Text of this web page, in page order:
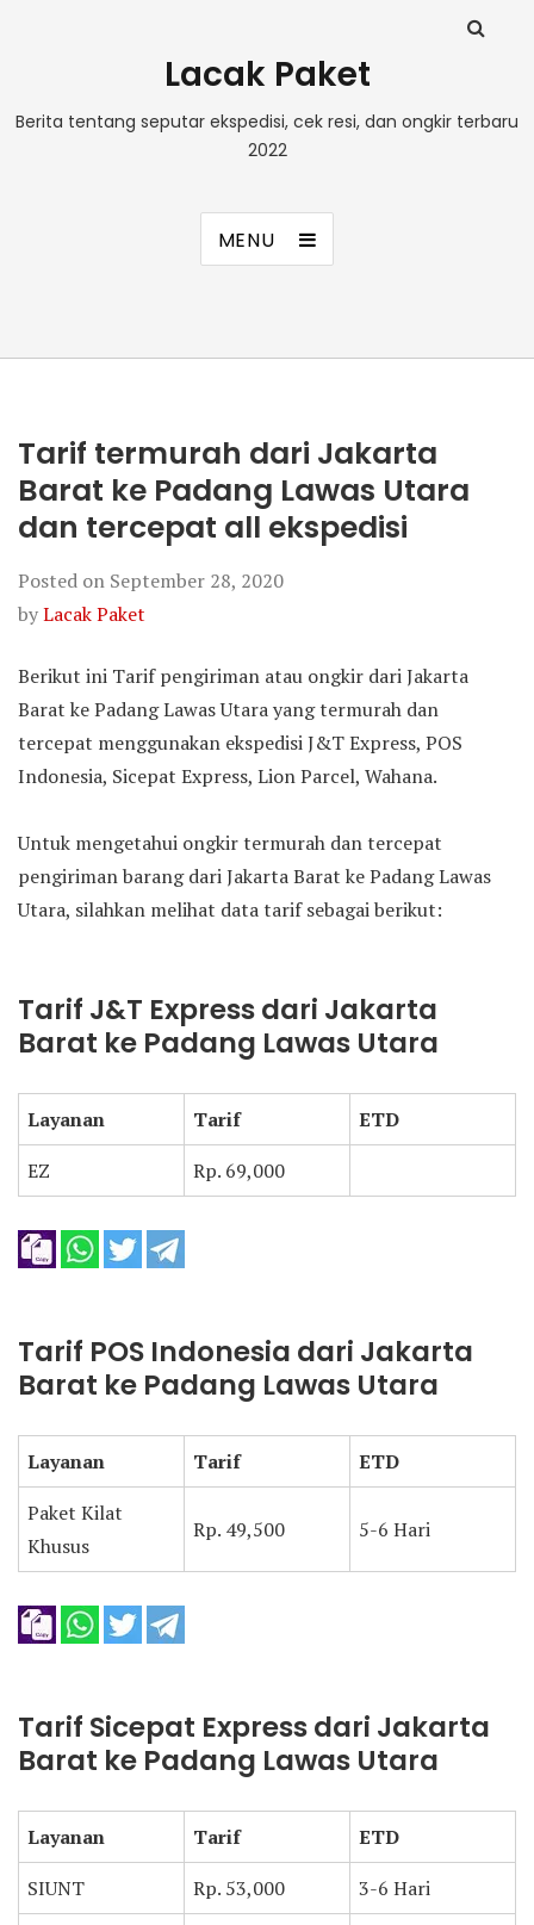
Lacak Paket
Berita tentang seputar ekspedisi, cek resi, dan ongkir terbaru
2022
MENU
Tarif termurah dari Jakarta
Barat ke Padang Lawas Utara
dan tercepat all ekspedisi
Posted on September 28, 2020
byLacak Paket
Berikut ini Tarif pengiriman atau ongkir dari Jakarta
Barat ke Padang Lawas Utara yang termurah dan
tercepat menggunakan ekspedisi J&T Express, POS
Indonesia, Sicepat Express, Lion Parcel, Wahana.
Untuk mengetahui ongkir termurah dan tercepat
pengiriman barang dari Jakarta Barat ke Padang Lawas
Utara, silahkan melihat data tarif sebagai berikut:
Tarif J&T Express dari Jakarta
Barat ke Padang Lawas Utara
Layanan Tarif
ETD
EZ
Rp. 69,000
Tarif POS Indonesia dari Jakarta
Barat ke Padang Lawas Utara
Layanan Tarif
ETD
Paket Kilat
Khusus
Rp. 49,500 5-6 Hari
Tarif Sicepat Express dari Jakarta
Barat ke Padang Lawas Utara
Layanan Tarif
ETD
SIUNT
Rp. 53,000
3-6 Hari